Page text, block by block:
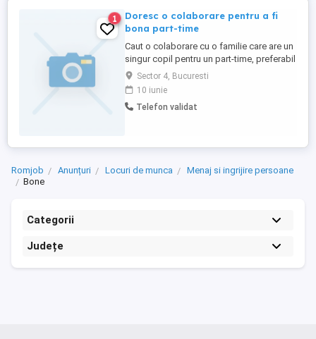
1
Doresc o colaborare pentru a fi
bona part-time
Caut o colaborare cu o familie care are un
singur copil pentru un part-time, preferabil
in a 2-a parte a zilei. Am experienta,
referinte, educatie, rabdare, pricepere,
onoare, putere de a creste si ingriji un
copil. Fara tv, tablete si alta tehnologie,
Sector 4, Bucuresti
10 iunie
Telefon validat
Romjob Anunțuri Locuri de munca
Menaj si ingrijire persoane
Bone
Categorii
Județe